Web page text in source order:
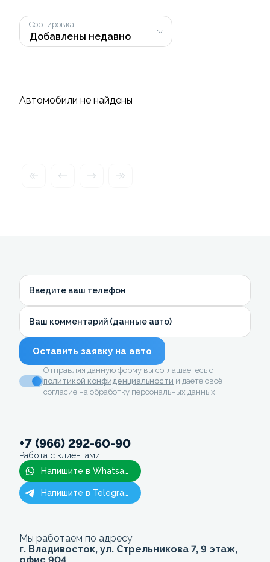
Сортировка
Автомобили не найдены
Введите ваш телефон
Ваш комментарий (данные авто)
Оставить заявку на авто
Отправляя данную форму вы соглашаетесь с
политикой конфиденциальности и даёте своё
согласие на обработку персональных данных.
+7 (966) 292-60-90
Работа с клиентами
Напишите в Whatsapp
Напишите в Telegram
Мы работаем по адресу
г. Владивосток, ул. Стрельникова 7, 9 этаж,